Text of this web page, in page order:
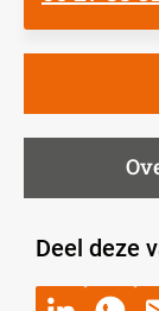
Deel deze